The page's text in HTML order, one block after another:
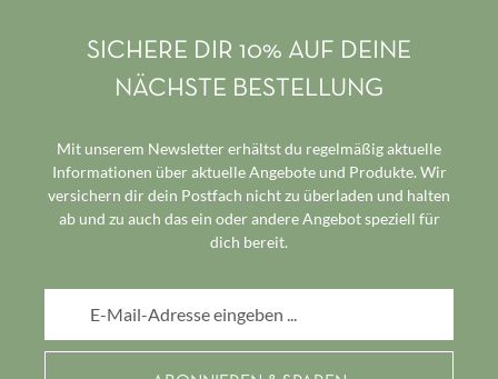
SICHERE DIR 10% AUF DEINE
NÄCHSTE BESTELLUNG
Mit unserem Newsletter erhältst du regelmäßig aktuelle
Informationen über aktuelle Angebote und Produkte. Wir
versichern dir dein Postfach nicht zu überladen und halten
ab und zu auch das ein oder andere Angebot speziell für
dich bereit.